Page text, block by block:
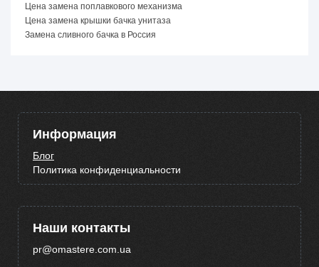
Цена замена поплавкового механизма
Цена замена крышки бачка унитаза
Замена сливного бачка в Россия
Информация
Блог
Политика конфиденциальности
Наши контакты
pr@omastere.com.ua